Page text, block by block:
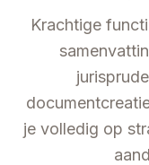
Krachtige
je volledig op